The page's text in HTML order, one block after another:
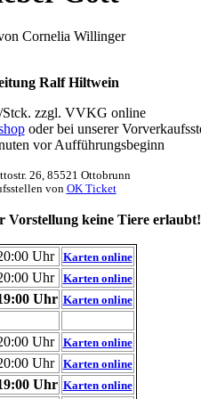
Cornelia Willinger
Ralf Hiltwein
Stck. zzgl. VVKG online
oder bei unserer
vor Aufführungsbeginn
26, 85521 Ottobrunn
von OK Ticket
Vorstellung keine Tiere erlaubt!
Uhr Karten online
Uhr Karten online
Uhr Karten online
Uhr Karten online
Uhr Karten online
Uhr Karten online